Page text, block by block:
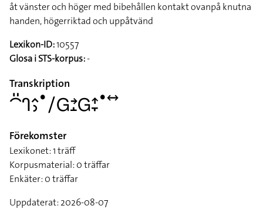
åt vänster och höger med bibehållen kontakt ovanpå knutna
handen, högerriktad och uppåtvänd
Lexikon-ID:10557
Glosa i STS-korpus:-
Transkription
􌤃􌤺􌤪􌤵􌤶􌤟􌥠􌤦􌥔􌤸􌤦􌤴􌥙􌤟􌥤
Förekomster
Lexikonet: 1 träff
Korpusmaterial: 0 träffar
Enkäter: 0 träffar
Uppdaterat: 2026-08-07